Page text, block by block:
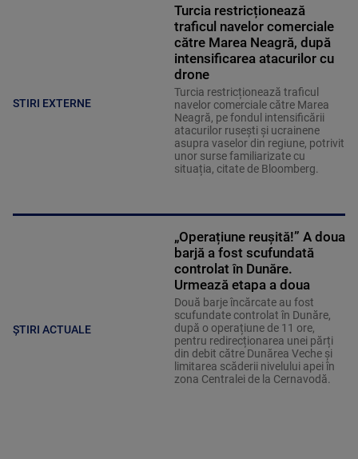
STIRI EXTERNE
Turcia restricționează
traficul navelor comerciale
către Marea Neagră, după
intensificarea atacurilor cu
drone
Turcia restricționează traficul
navelor comerciale către Marea
Neagră, pe fondul intensificării
atacurilor rusești și ucrainene
asupra vaselor din regiune, potrivit
unor surse familiarizate cu
situația, citate de Bloomberg.
ȘTIRI ACTUALE
„Operațiune reușită!” A doua
barjă a fost scufundată
controlat în Dunăre.
Urmează etapa a doua
Două barje încărcate au fost
scufundate controlat în Dunăre,
după o operațiune de 11 ore,
pentru redirecționarea unei părți
din debit către Dunărea Veche și
limitarea scăderii nivelului apei în
zona Centralei de la Cernavodă.